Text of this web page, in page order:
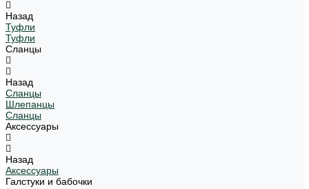
Назад
Туфли
Туфли
Сланцы
Назад
Сланцы
Шлепанцы
Сланцы
Аксессуары
Назад
Аксессуары
Галстуки и бабочки